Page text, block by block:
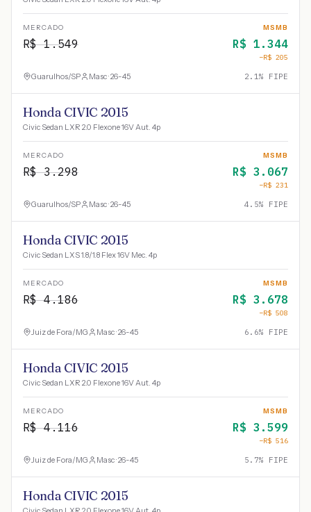
MERCADO
R$1.549
MSMB
R$ 1.344
−R$ 205
Guarulhos/SP Masc · 26-45 2.1% FIPE
Honda CIVIC 2015
Civic Sedan LXR 2.0 Flexone 16V Aut. 4p
MERCADO
R$3.298
MSMB
R$ 3.067
−R$ 231
Guarulhos/SP Masc · 26-45 4.5% FIPE
Honda CIVIC 2015
Civic Sedan LXS 1.8/1.8 Flex 16V Mec. 4p
MERCADO
R$4.186
MSMB
R$ 3.678
−R$ 508
Juiz de Fora/MG Masc · 26-45 6.6% FIPE
Honda CIVIC 2015
Civic Sedan LXR 2.0 Flexone 16V Aut. 4p
MERCADO
R$4.116
MSMB
R$ 3.599
−R$ 516
Juiz de Fora/MG Masc · 26-45 5.7% FIPE
Honda CIVIC 2015